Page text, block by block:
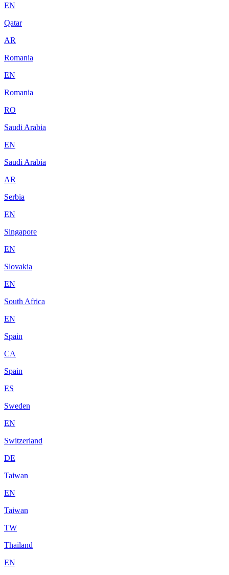
EN
Qatar
AR
Romania
EN
Romania
RO
Saudi Arabia
EN
Saudi Arabia
AR
Serbia
EN
Singapore
EN
Slovakia
EN
South Africa
EN
Spain
CA
Spain
ES
Sweden
EN
Switzerland
DE
Taiwan
EN
Taiwan
TW
Thailand
EN